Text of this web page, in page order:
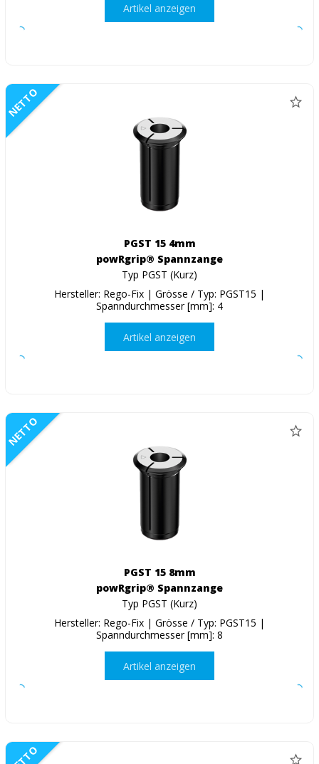
Artikel anzeigen
NETTO
PGST 15 4mm
powRgrip® Spannzange
Typ PGST (Kurz)
Hersteller: Rego-Fix | Grösse / Typ: PGST15 |
Spanndurchmesser [mm]: 4
Artikel anzeigen
NETTO
PGST 15 8mm
powRgrip® Spannzange
Typ PGST (Kurz)
Hersteller: Rego-Fix | Grösse / Typ: PGST15 |
Spanndurchmesser [mm]: 8
Artikel anzeigen